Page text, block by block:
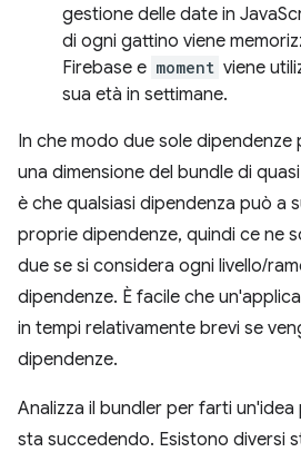
gestione delle date in
di ogni gattino viene
Firebase e moment viene
sua età in settimane.
In che modo due sole
una dimensione del bundle di
è che qualsiasi dipendenza può a
proprie dipendenze, quindi ce ne
due se si considera ogni livello/
dipendenze. È facile che
in tempi relativamente brevi se
dipendenze.
Analizza il bundler per farti
sta succedendo. Esistono diversi